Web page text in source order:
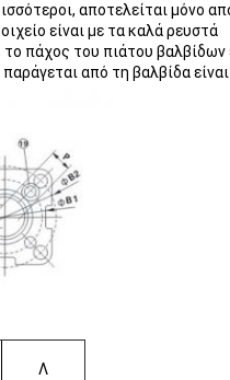
αποτελείται μόνο
είναι με τα καλά ρευστά
πάχος του πιάτου βαλβίδων
από τη βαλβίδα είναι
Λ